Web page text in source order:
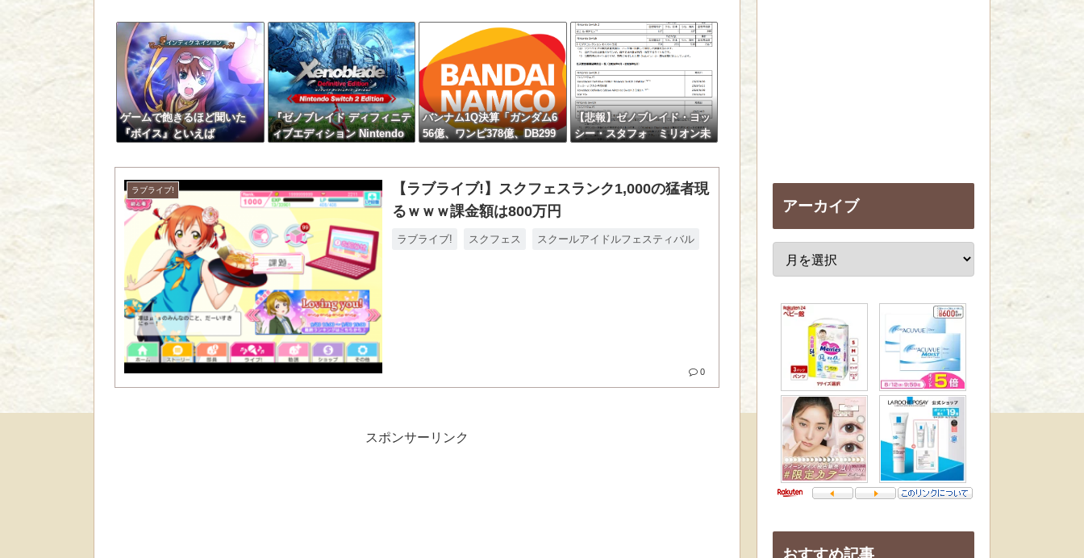
ゲームで飽きるほど聞いた
『ボイス』といえば
『ゼノブレイド ディフィニテ
ィブエディション Nintendo
バンナム1Q決算「ガンダム6
56億、ワンピ378億、DB299
ダー71億、アンパンマン28
億」
【悲報】ゼノブレイド・ヨッ
シー・スタフォ ミリオン未
ラブライブ!
【ラブライブ!】スクフェスランク1,000の猛者現
るｗｗｗ課金額は800万円
ラブライブ! スクフェス スクールアイドルフェスティバル
0
スポンサーリンク
アーカイブ
おすすめ記事